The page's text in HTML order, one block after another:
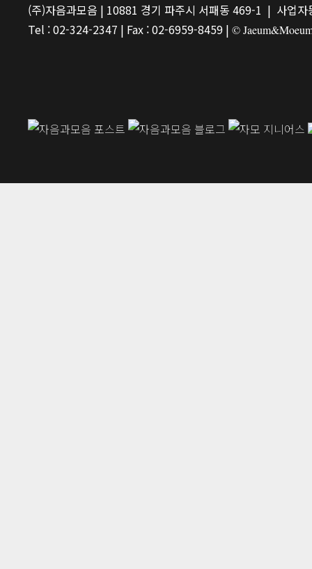
(주)자음과모음 | 10881 경기 파주시 서패동 469-1 | 사업
Tel : 02-324-2347 | Fax : 02-6959-8459 | ©